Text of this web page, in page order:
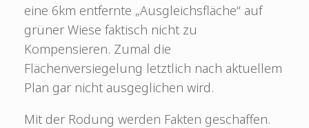
eine 6km entfernte „Ausgleichsfläche“ auf
grüner Wiese faktisch nicht zu
Kompensieren. Zumal die
Flächenversiegelung letztlich nach aktuellem
Plan gar nicht ausgeglichen wird.
Mit der Rodung werden Fakten geschaffen.